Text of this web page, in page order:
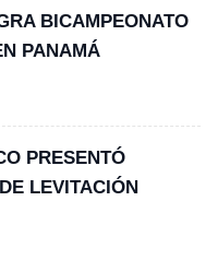
BICAMPEONATO
PANAMÁ
PRESENTÓ
LEVITACIÓN